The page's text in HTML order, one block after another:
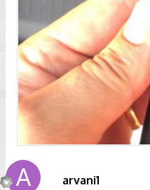
arvani1